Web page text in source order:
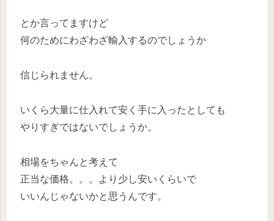
とか言ってますけど
何のためにわざわざ輸入するのでしょうか
信じられません。
いくら大量に仕入れて安く手に入ったとしても
やりすぎではないでしょうか。
相場をちゃんと考えて
正当な価格。。。より少し安いくらいで
いいんじゃないかと思うんです。